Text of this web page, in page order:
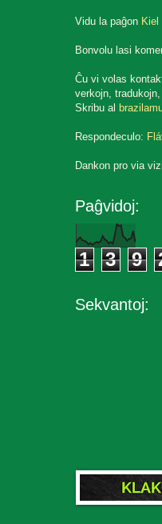
Vidu la paĝon Kiel
Bonvolu lasi
Ĉu vi volas
verkojn,
Skribu al
Respondeculo:
Dankon pro via
Paĝvidoj:
1 3 9
Sekvantoj: